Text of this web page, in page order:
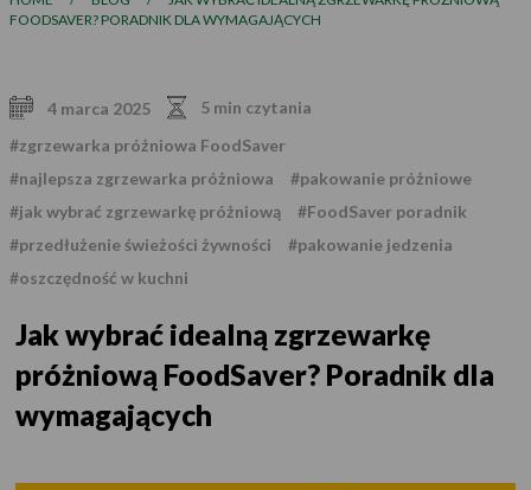
FOODSAVER? PORADNIK DLA WYMAGAJĄCYCH
4 marca 2025
5 min czytania
#zgrzewarka próżniowa FoodSaver
#najlepsza zgrzewarka próżniowa
#pakowanie próżniowe
#jak wybrać zgrzewarkę próżniową
#FoodSaver poradnik
#przedłużenie świeżości żywności
#pakowanie jedzenia
#oszczędność w kuchni
Jak wybrać idealną zgrzewarkę
próżniową FoodSaver? Poradnik dla
wymagających